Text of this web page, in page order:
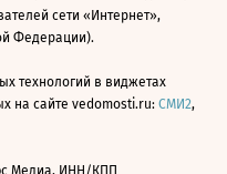
сети «Интернет»,
Федерации).
технологий в виджетах
на сайте vedomosti.ru: СМИ2,
Медиа, ИНН/КПП